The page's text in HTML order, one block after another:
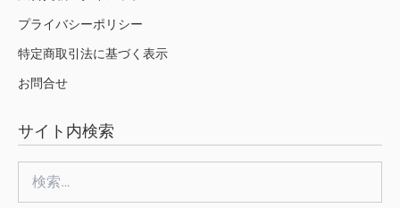
プライバシーポリシー
特定商取引法に基づく表示
お問合せ
サイト内検索
索: